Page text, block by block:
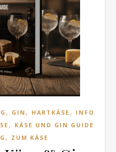
, GIN , HARTKÄSE , INFO
, KÄSE UND GIN GUIDE
, ZUM KÄSE